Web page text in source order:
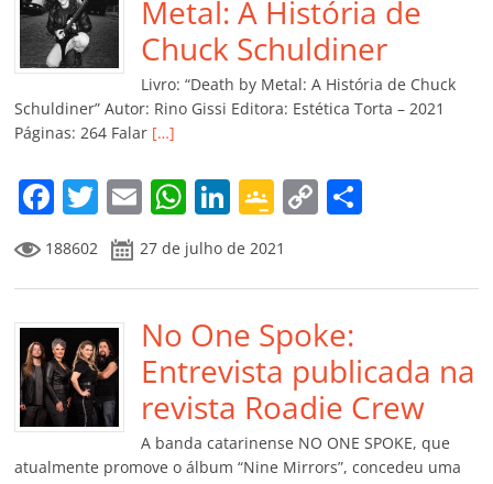
o
o
k
p
p
n Cl
a
ss
ro
m
n
k
til
h
ar
Metal: A História de
Chuck Schuldiner
Livro: “Death by Metal: A História de Chuck
Schuldiner” Autor: Rino Gissi Editora: Estética Torta – 2021
Páginas: 264 Falar […]
F
a
c
e
b
o
o
k
T
w
itt
er
E
m
ai
l
W
h
at
s
A
p
p
Li
n
k
e
dI
n
G
o
o
gl
e
Cl
a
ss
C
y
Li
n
k
p
til
h
ar
188602 27 de julho de 2021
No One Spoke:
Entrevista publicada na
revista Roadie Crew
A banda catarinense NO ONE SPOKE, que
atualmente promove o álbum “Nine Mirrors”, concedeu uma